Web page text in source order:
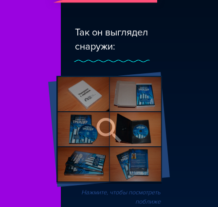
Так он выглядел
снаружи:
Нажмите, чтобы посмотреть
поближе